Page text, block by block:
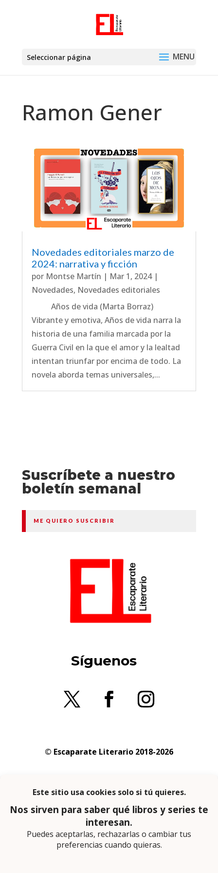
Seleccionar página
Ramon Gener
Novedades editoriales marzo de
2024: narrativa y ficción
por Montse Martín | Mar 1, 2024|
Novedades, Novedades editoriales
Años de vida (Marta Borraz)
Vibrante y emotiva, Años de vida narra la
historia de una familia marcada por la
Guerra Civil en la que el amor y la lealtad
intentan triunfar por encima de todo. La
novela aborda temas universales,...
Suscríbete a nuestro
boletín semanal
ME QUIERO SUSCRIBIR
Síguenos
© Escaparate Literario 2018-2026
privacidad
En calidad de afiliado de Amazon obtengo
ingresos por las compras adscritas que